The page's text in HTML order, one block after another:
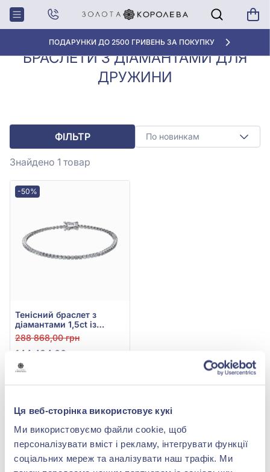
Ця веб-сторінка використовує кукі
Ми використовуємо файли cookie, щоб
персоналізувати вміст і рекламу, інтегрувати функції
соціальних мереж та аналізувати наш трафік. Ми
ПОДАРУНКИ ДО 2500 ГРИВЕНЬ ЗА ПОКУПКУ
Головна
Браслети з
діамантами
Браслети з діамантами для
дружини
БРАСЛЕТИ З ДІАМАНТАМИ ДЛЯ
ДРУЖИНИ
ФІЛЬТР По новинкам
Знайдено 1 товар
-50%
Тенісний браслет з
діамантами 1,5ct із
білого золота 585°, арт.
Б7086/1
288 868,00 грн
144 434,00 грн
(арт. Б7086/1)
МИ У INSTAGRAM